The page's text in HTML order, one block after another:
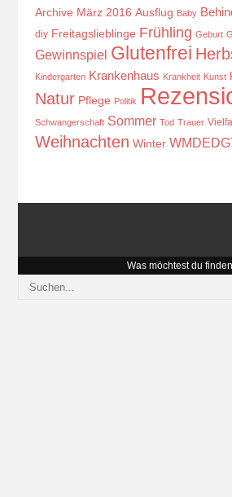
Archive März 2016 Ausflug Baby
diy Freitagslieblinge Frühling Geburt
Gewinnspiel Glutenfrei
Kindergarten Krankenhaus Krankheit Kunst
Natur Pflege Politik
Schwangerschaft Sommer Tod Trauer
Weihnachten Winter
Was möchtest du